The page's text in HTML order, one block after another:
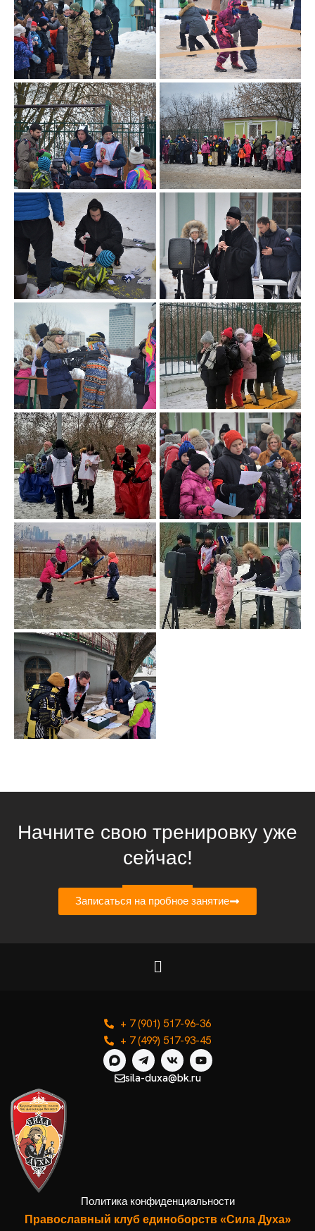
Начните свою тренировку уже
сейчас!
Записаться на пробное занятие
Православный клуб единоборств «Сила Духа»
Политика конфиденциальности
+ 7 (901) 517-96-36
+ 7 (499) 517-93-45
sila-duxa@bk.ru